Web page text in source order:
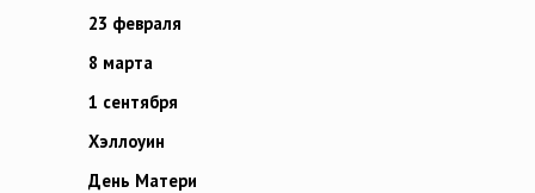
23 февраля
8 марта
1 сентября
Хэллоуин
День Матери